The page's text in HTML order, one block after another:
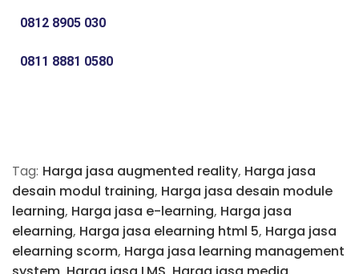
0812 8905 030
0811 8881 0580
Tag: Harga jasa augmented reality, Harga jasa
desain modul training, Harga jasa desain module
learning, Harga jasa e-learning, Harga jasa
elearning, Harga jasa elearning html 5, Harga jasa
elearning scorm, Harga jasa learning management